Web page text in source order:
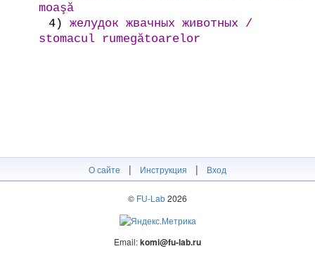
moaşă
4)
желудок жвачных животных /
stomacul rumegătoarelor
О сайте | Инструкция | Вход
© FU-Lab2026
Email:komi@fu-lab.ru